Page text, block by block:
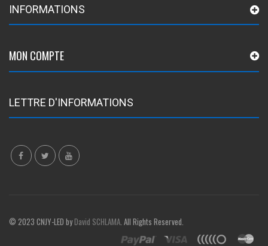
INFORMATIONS
MON COMPTE
LETTRE D'INFORMATIONS
© 2023 CNJY-LED byDavid SCHLAMA. All Rights Reserved.